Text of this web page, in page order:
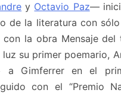
y Octavio Paz—
de la literatura con
con la obra Mensaje del
su primer poemario,
a Gimferrer en el
con el “Premio